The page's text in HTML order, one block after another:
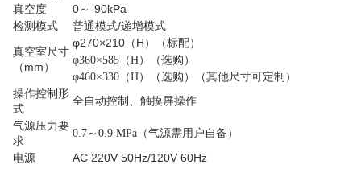
真空度 0～-90kPa
检测模式
普通模式/递增模式
真空室尺寸
（mm）
φ270×210（H）（标配）
φ360×585（H）（选购）
φ460×330（H）（选购）
（其他尺寸可定制）
操作控制形
式
全自动控制、触摸屏操作
气源压力要
求
0.7～0.9 MPa（气源需用户自备）
电源 AC 220V 50Hz/120V 60Hz